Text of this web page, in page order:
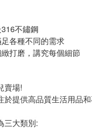
不鏽鋼
各種不同的需求
打磨，講究每個細節
賣場!
於提供高品質生活用品
三大類別: